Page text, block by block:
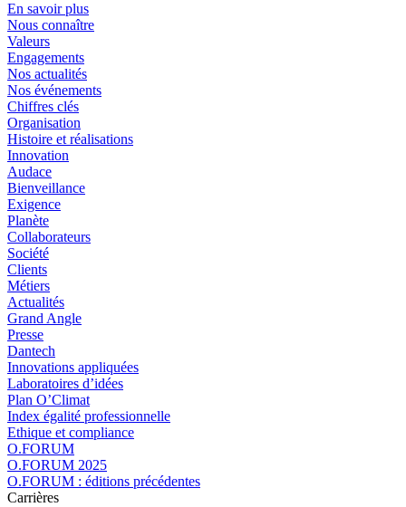
En savoir plus
Nous connaître
Valeurs
Engagements
Nos actualités
Nos événements
Chiffres clés
Organisation
Histoire et réalisations
Innovation
Audace
Bienveillance
Exigence
Planète
Collaborateurs
Société
Clients
Métiers
Actualités
Grand Angle
Presse
Dantech
Innovations appliquées
Laboratoires d’idées
Plan O’Climat
Index égalité professionnelle
Ethique et compliance
O.FORUM
O.FORUM 2025
O.FORUM : éditions précédentes
Carrières